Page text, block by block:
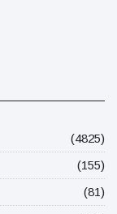
(4825)
(155)
(81)